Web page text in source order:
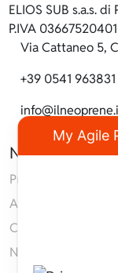
ELIOS SUB s.a.s.
P.IVA 03667520401
Via Cattaneo 5,
+39 0541 963831
Navigazione
Prodotti
Azienda
Contatti
Neoprene
My Agile